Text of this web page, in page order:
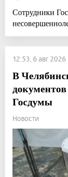
Сотрудники
12:53, 6 авг 2026
В
Госдумы
Новости